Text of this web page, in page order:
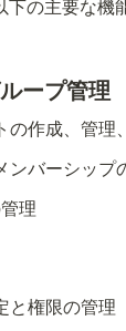
の主要な機
ープ管理
の作成、管理
ンバーシップ
理
と権限の管理